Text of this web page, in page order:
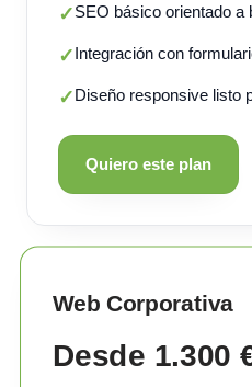
✓SEO básico orientado a
✓Integración con
✓Diseño responsive listo
Quiero este plan
Web Corporativa
Desde 1.300